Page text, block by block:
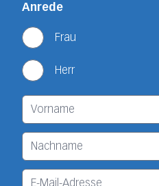
Anrede
Frau
Herr